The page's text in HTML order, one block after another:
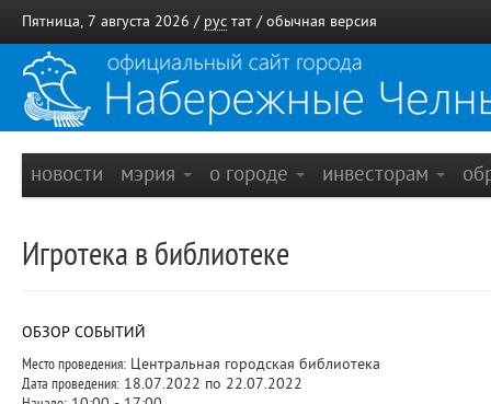
Пятница, 7 августа 2026 / рус тат / обычная версия
новости мэрия о городе инвесторам
Игротека в библиотеке
ОБЗОР СОБЫТИЙ
Место проведения: Центральная городская библиотека
Дата проведения: 18.07.2022 по 22.07.2022